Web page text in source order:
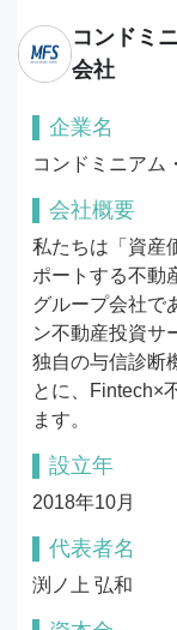
コンドミ
会社
企業名
コンドミニアム
会社概要
私たちは「資産
ポートする不動
グループ会社で
ン不動産投資サ
独自の与信診断
とに、Fintech×
ます。
設立年
2018年10月
代表者名
渕ノ上 弘和